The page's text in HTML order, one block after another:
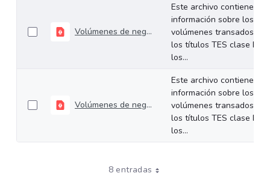
Volúmenes de negociación del 16 al 19 de junio de 2026
Este archivo contiene
información sobre los
volúmenes transados de
los títulos TES clase B en
los...
Volúmenes de negociación del 09 al 12 de junio de 2026
Este archivo contiene
información sobre los
volúmenes transados de
los títulos TES clase B en
los...
8 entradas